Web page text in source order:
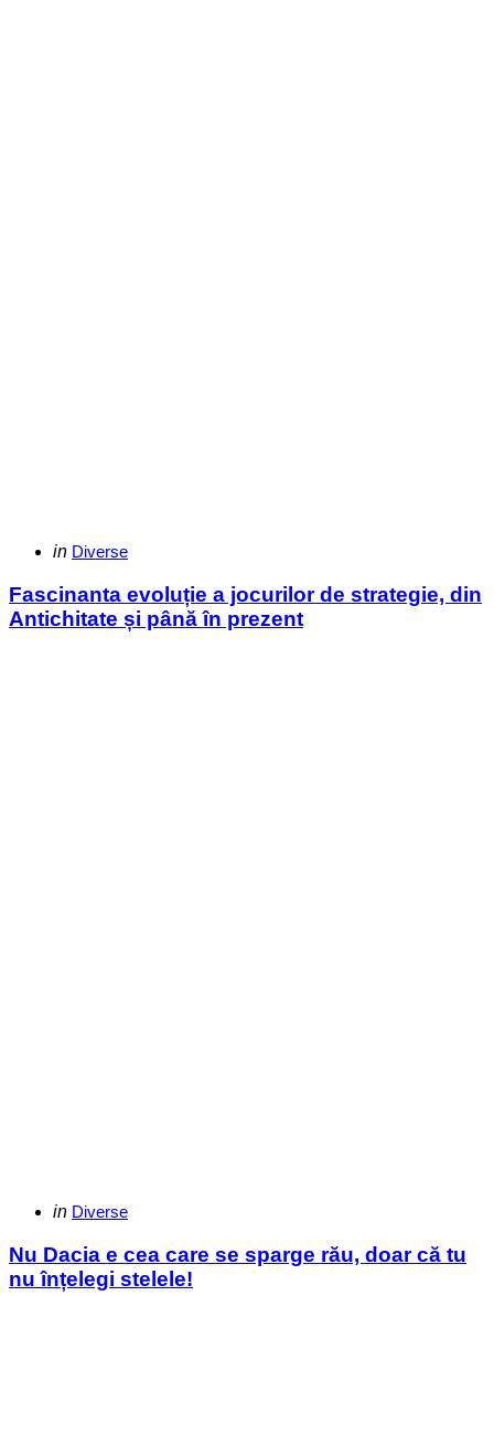
Categories
Posted
in Diverse
Fascinanta evoluție a jocurilor de strategie, din
Antichitate și până în prezent
Categories
Posted
in Diverse
Nu Dacia e cea care se sparge rău, doar că tu
nu înțelegi stelele!